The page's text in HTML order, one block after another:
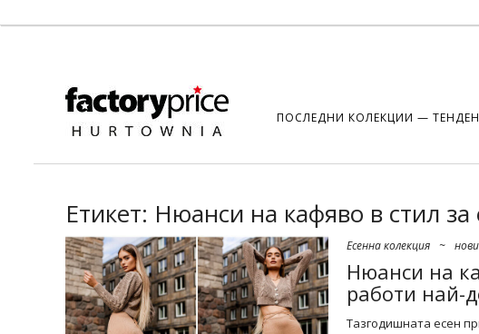
ПОСЛЕДНИ КОЛЕКЦИИ —
Етикет: Нюанси на кафяво в стил за
Есенна колекция ~
Нюанси на
работи най-
Тазгодишната есен